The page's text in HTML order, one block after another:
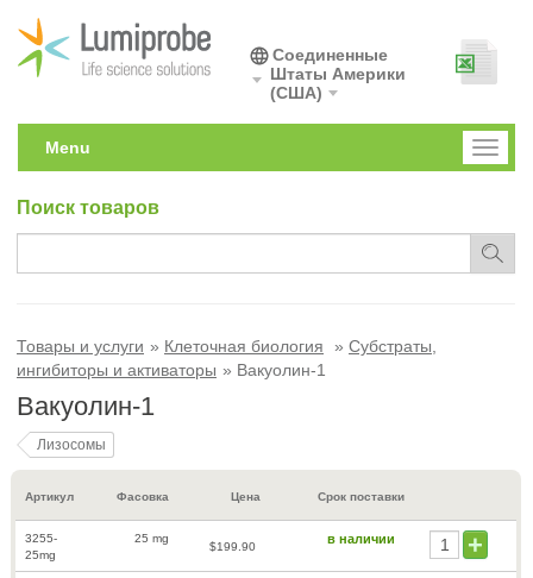
Соединенные
Штаты Америки
(США)
Toggle
Menu
Поиск товаров
Товары и услуги Клеточная биология
Субстраты,
ингибиторы и активаторы
Вакуолин-1
Вакуолин-1
Лизосомы
Артикул Фасовка Цена Срок поставки
3255-
25mg
25 mg
$199.90
в наличии